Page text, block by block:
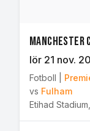
Manchester
lör 21 nov.
Fotboll
vs Fulham
Etihad Stadium